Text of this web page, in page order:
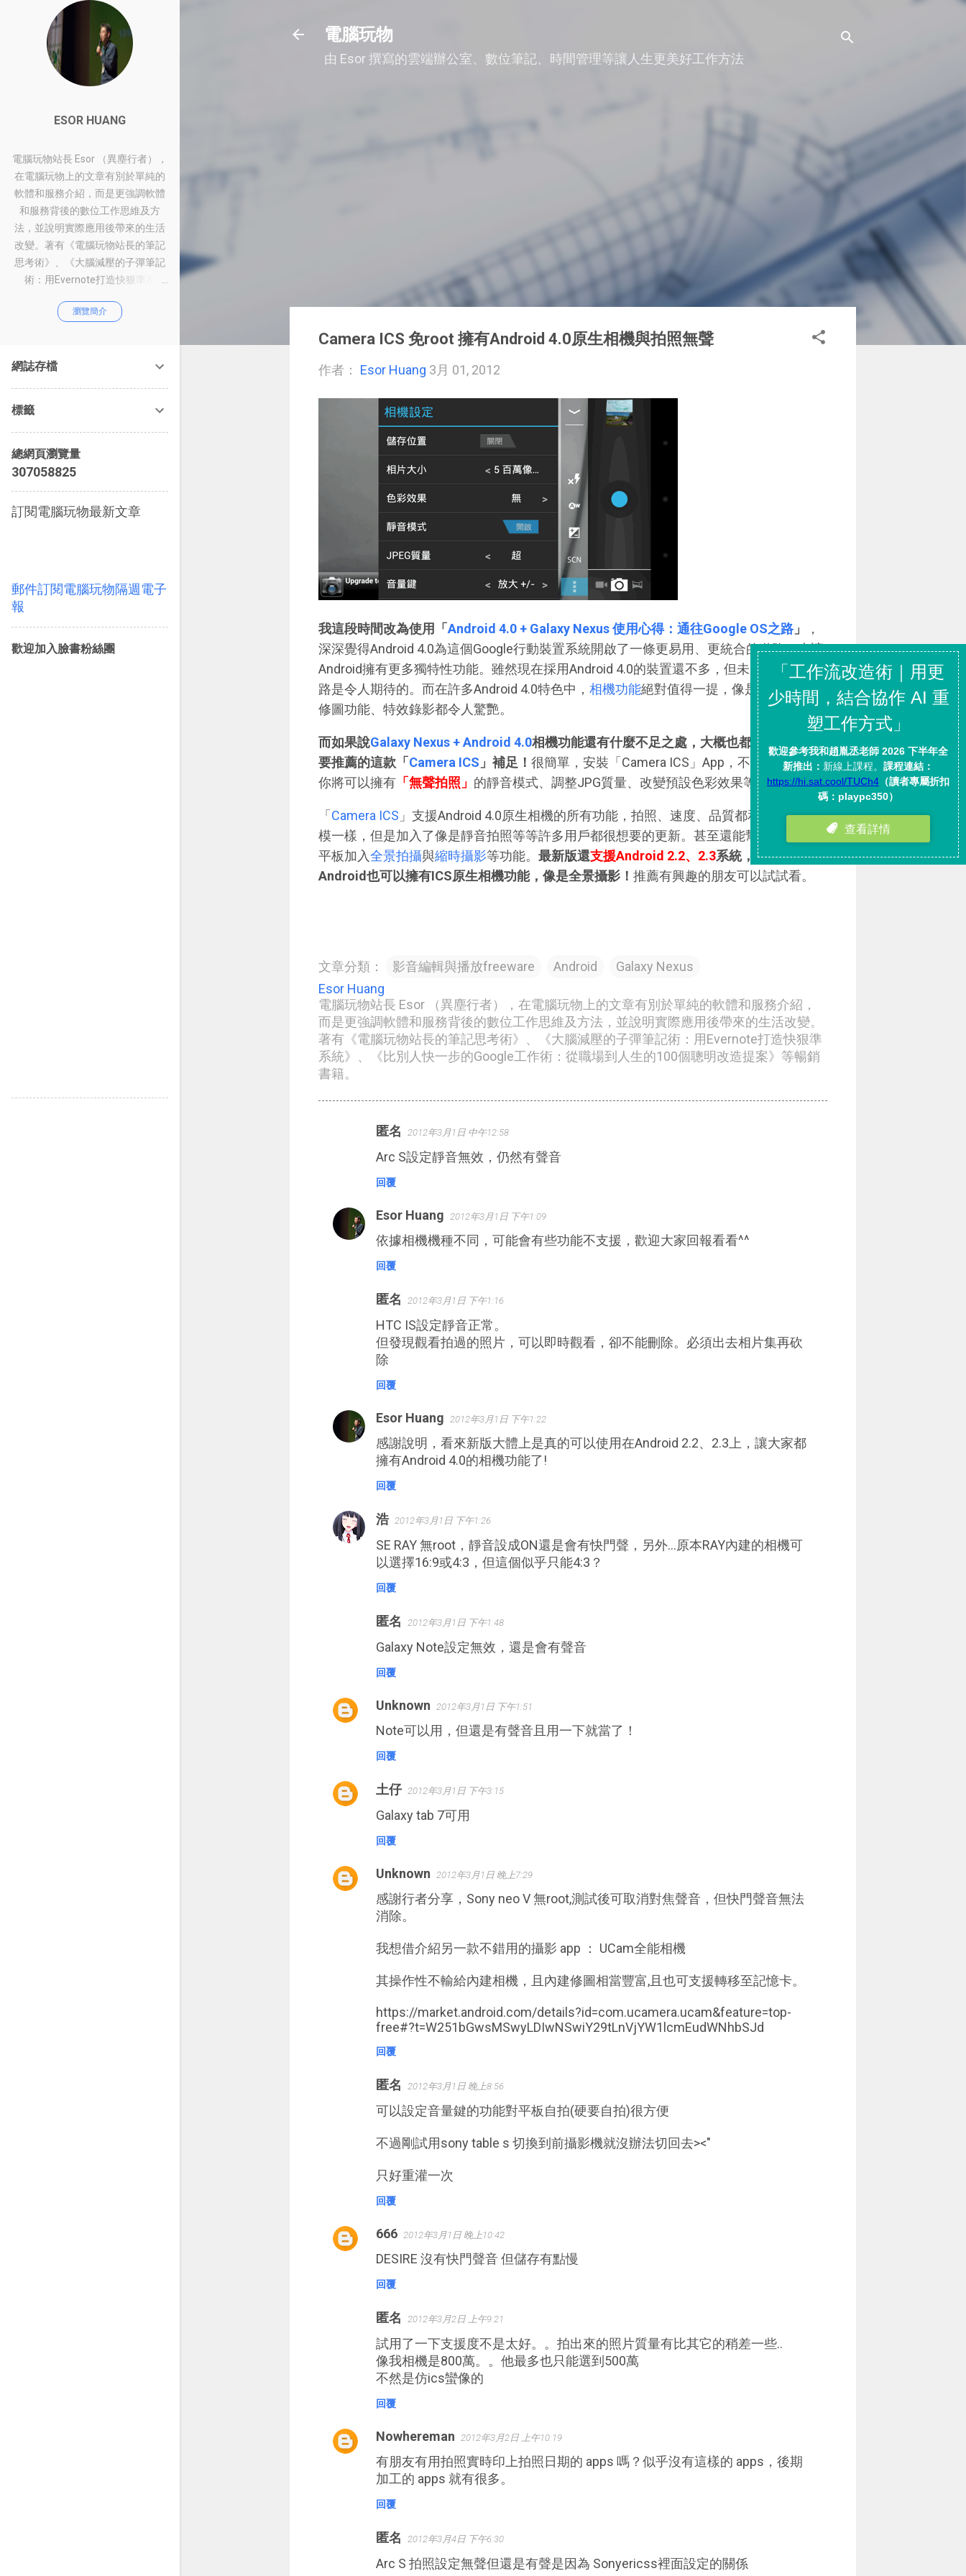
電腦玩物
由 Esor 撰寫的雲端辦公室、數位筆記、時間管理等讓人生更美好工作方法
Camera ICS 免root 擁有Android 4.0原生相機與拍照無聲
作者： Esor Huang 3月 01, 2012
我這段時間改為使用「 Android 4.0 + Galaxy Nexus 使用心得：通往Google OS之路 」
，
深深覺得Android 4.0為這個Google行動裝置系統開啟了一條更易用、更統合的道路，也讓
Android擁有更多獨特性功能。雖然現在採用Android 4.0的裝置還不多，但未來這條升級之
路是令人期待的。而在許多Android 4.0特色中， 相機功能絕對值得一提，像是全景拍攝、
修圖功能、特效錄影都令人驚艷。
而如果說Galaxy Nexus + Android 4.0相機功能還有什麼不足之處，大概也都可以被今天
要推薦的這款「 Camera ICS 」補足！ 很簡單，安裝「Camera ICS」App，不需root破解，
你將可以擁有 「無聲拍照」 的靜音模式、調整JPG質量、改變預設色彩效果等功能。
「 Camera ICS 」支援Android 4.0原生相機的所有功能，拍照、速度、品質都和原本相機一
模一樣，但是加入了像是靜音拍照等等許多用戶都很想要的更新。甚至還能幫Android 3.0
平板加入全景拍攝與縮時攝影等功能。 最新版還支援Android 2.2、2.3系統，讓你的
Android也可以擁有ICS原生相機功能，像是全景攝影！ 推薦有興趣的朋友可以試試看。
文章分類： 影音編輯與播放freeware Android
Galaxy Nexus
Esor Huang
電腦玩物站長 Esor （異塵行者），在電腦玩物上的文章有別於單純的軟體和服務介紹，
而是更強調軟體和服務背後的數位工作思維及方法，並說明實際應用後帶來的生活改變。
著有《電腦玩物站長的筆記思考術》、《大腦減壓的子彈筆記術：用Evernote打造快狠準
系統》、《比別人快一步的Google工作術：從職場到人生的100個聰明改造提案》等暢銷
書籍。
匿名 2012年3月1日 中午12:58
Arc S設定靜音無效，仍然有聲音
回覆
Esor Huang 2012年3月1日 下午1:09
依據相機機種不同，可能會有些功能不支援，歡迎大家回報看看^^
回覆
匿名 2012年3月1日 下午1:16
HTC IS設定靜音正常。
但發現觀看拍過的照片，可以即時觀看，卻不能刪除。必須出去相片集再砍
除
回覆
Esor Huang 2012年3月1日 下午1:22
感謝說明，看來新版大體上是真的可以使用在Android 2.2、2.3上，讓大家都
擁有Android 4.0的相機功能了!
回覆
浩 2012年3月1日 下午1:26
SE RAY 無root，靜音設成ON還是會有快門聲，另外...原本RAY內建的相機可
以選擇16:9或4:3，但這個似乎只能4:3？
回覆
匿名 2012年3月1日 下午1:48
Galaxy Note設定無效，還是會有聲音
回覆
Unknown 2012年3月1日 下午1:51
Note可以用，但還是有聲音且用一下就當了！
回覆
土仔 2012年3月1日 下午3:15
Galaxy tab 7可用
回覆
Unknown 2012年3月1日 晚上7:29
感謝行者分享，Sony neo V 無root,測試後可取消對焦聲音，但快門聲音無法
消除。
我想借介紹另一款不錯用的攝影 app ： UCam全能相機
其操作性不輸給內建相機，且內建修圖相當豐富,且也可支援轉移至記憶卡。
https://market.android.com/details?id=com.ucamera.ucam&feature=top-
free#?t=W251bGwsMSwyLDIwNSwiY29tLnVjYW1lcmEudWNhbSJd
回覆
匿名 2012年3月1日 晚上8:56
可以設定音量鍵的功能對平板自拍(硬要自拍)很方便
不過剛試用sony table s 切換到前攝影機就沒辦法切回去><"
只好重灌一次
回覆
666 2012年3月1日 晚上10:42
DESIRE 沒有快門聲音 但儲存有點慢
回覆
匿名 2012年3月2日 上午9:21
試用了一下支援度不是太好。。拍出來的照片質量有比其它的稍差一些..
像我相機是800萬。。他最多也只能選到500萬
不然是仿ics蠻像的
回覆
Nowhereman 2012年3月2日 上午10:19
有朋友有用拍照實時印上拍照日期的 apps 嗎？似乎沒有這樣的 apps，後期
加工的 apps 就有很多。
回覆
匿名 2012年3月4日 下午6:30
Arc S 拍照設定無聲但還是有聲是因為 Sonyericss裡面設定的關係
ESOR HUANG
電腦玩物站長 Esor （異塵行者），
在電腦玩物上的文章有別於單純的
軟體和服務介紹，而是更強調軟體
和服務背後的數位工作思維及方
法，並說明實際應用後帶來的生活
改變。著有《電腦玩物站長的筆記
思考術》、《大腦減壓的子彈筆記
術：用Evernote打造快狠準系
作術：從職場到人生的100個聰明
瀏覽簡介
網誌存檔
標籤
總網頁瀏覽量
307058825
訂閱電腦玩物最新文章
郵件訂閱電腦玩物隔週電子
報
歡迎加入臉書粉絲團